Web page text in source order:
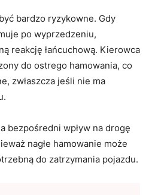
bardzo ryzykowne. Gdy
po wyprzedzeniu,
reakcję łańcuchową. Kierowca
do ostrego hamowania, co
zwłaszcza jeśli nie ma
bezpośredni wpływ na drogę
nagłe hamowanie może
do zatrzymania pojazdu.